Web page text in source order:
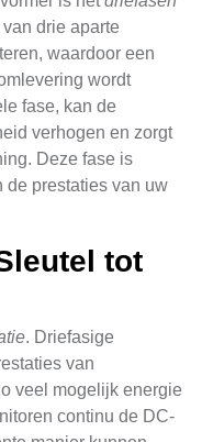
drie aparte
waardoor een
wordt
fase, kan de
verhogen en zorgt
Deze fase is
de prestaties van uw
tot
. Driefasige
van
veel mogelijk energie
continu de DC-